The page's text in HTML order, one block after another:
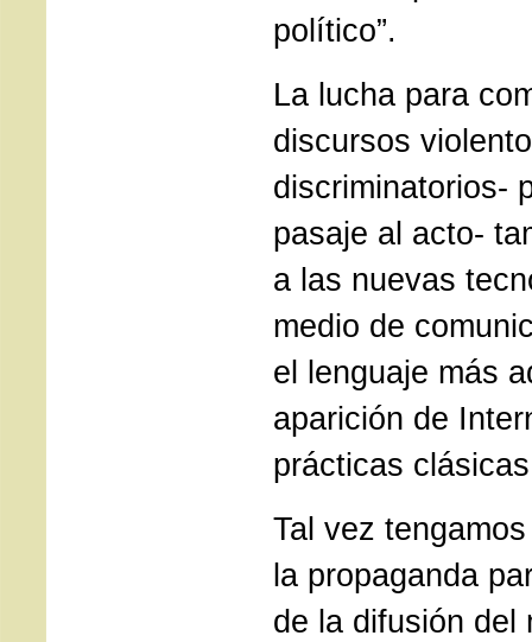
político”.
La lucha para
discursos
discriminatorios-
pasaje al acto-
a las nuevas
medio de
el lenguaje más
aparición de
prácticas
Tal vez
la propaganda
de la difusión del